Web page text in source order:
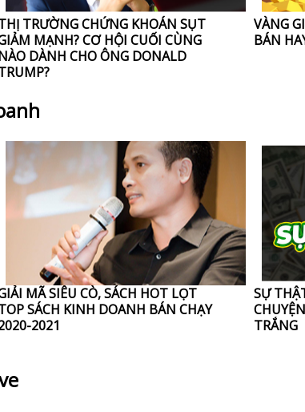
TRƯỜNG CHỨNG KHOÁN SỤT
MẠNH? CƠ HỘI CUỐI CÙNG
DÀNH CHO ÔNG DONALD
VÀNG
BÁN
MÃ SIÊU CÒ, SÁCH HOT LỌT
SÁCH KINH DOANH BÁN CHẠY
2021
SỰ
TRẮNG